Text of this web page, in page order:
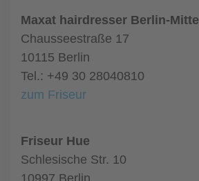
Maxat hairdresser Berlin-Mitte
Chausseestraße 17
10115 Berlin
Tel.: +49 30 28040810
zum Friseur
Friseur Hue
Schlesische Str. 10
10997 Berlin